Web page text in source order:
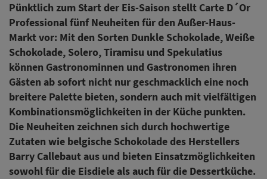
Pünktlich zum Start der Eis-Saison stellt Carte D´Or
Professional fünf Neuheiten für den Außer-Haus-
Markt vor: Mit den Sorten Dunkle Schokolade, Weiße
Schokolade, Solero, Tiramisu und Spekulatius
können Gastronominnen und Gastronomen ihren
Gästen ab sofort nicht nur geschmacklich eine noch
breitere Palette bieten, sondern auch mit vielfältigen
Kombinationsmöglichkeiten in der Küche punkten.
Die Neuheiten zeichnen sich durch hochwertige
Zutaten wie belgische Schokolade des Herstellers
Barry Callebaut aus und bieten Einsatzmöglichkeiten
sowohl für die Eisdiele als auch für die Dessertküche.